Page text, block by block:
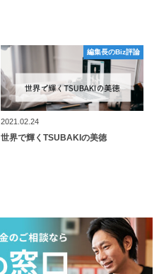
編集長のBiz評論
編集長のBiz評論
2021.02.24
世界で輝くTSUBAKIの美徳